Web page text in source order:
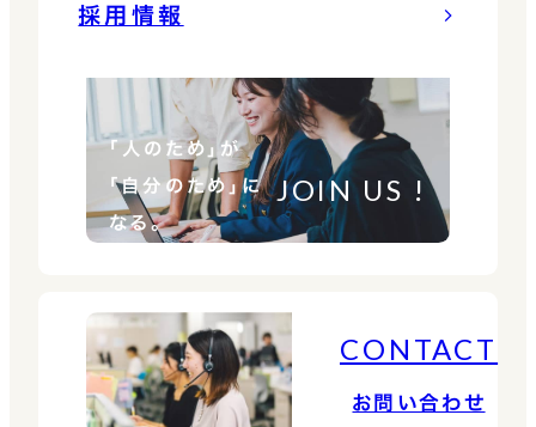
採用情報
「人のため」が
「自分のため」に
なる。
JOIN US !
CONTACT
お問い合わせ